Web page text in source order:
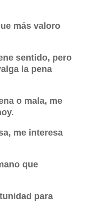
más valoro
sentido, pero
la pena
o mala, me
me interesa
que
para